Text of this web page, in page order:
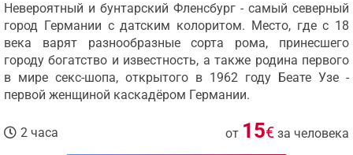
Невероятный и бунтарский Фленсбург - самый северный
город Германии с датским колоритом. Место, где с 18
века варят разнообразные сорта рома, принесшего
городу богатство и известность, а также родина первого
в мире секс-шопа, открытого в 1962 году Беате Узе -
первой женщиной каскадёром Германии.
2 часа от 15€ за человека